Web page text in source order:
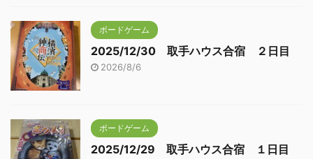
ボードゲーム
2025/12/30 取手ハウス合宿 ２日目
2026/8/6
ボードゲーム
2025/12/29 取手ハウス合宿 １日目